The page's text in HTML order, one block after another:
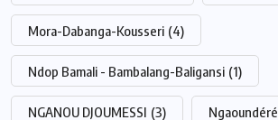
Mora-Dabanga-Kousseri (4)
Ndop Bamali - Bambalang-Baligansi (1)
NGANOU DJOUMESSI (3) Ngaoundéré